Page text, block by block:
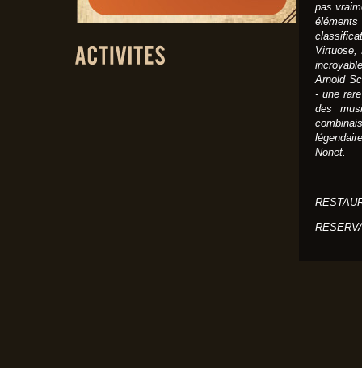
pas
Virtuose,
Arnold
- une
des
Nonet.